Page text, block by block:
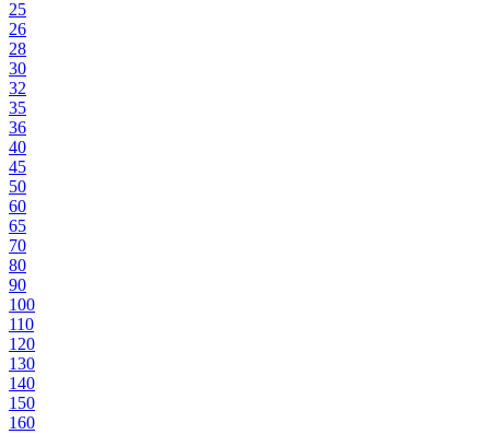
25
26
28
30
32
35
36
40
45
50
60
65
70
80
90
100
110
120
130
140
150
160